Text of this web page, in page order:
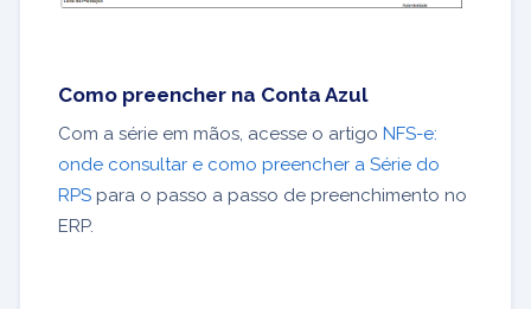
Como preencher na Conta Azul
Com a série em mãos, acesse o artigo NFS-e:
onde consultar e como preencher a Série do
RPS para o passo a passo de preenchimento no
ERP.